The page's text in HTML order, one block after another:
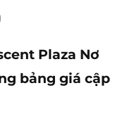
Plaza Nơ
bảng giá cập